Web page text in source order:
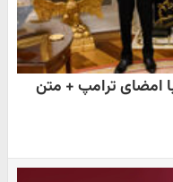
با امضای ترامپ + متن